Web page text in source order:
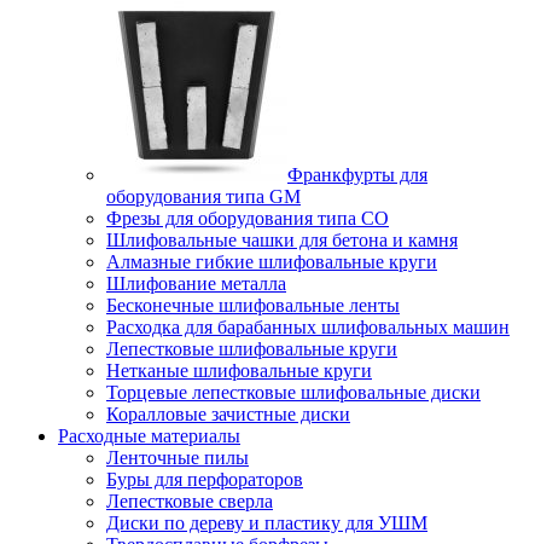
Франкфурты для
оборудования типа GM
Фрезы для оборудования типа СО
Шлифовальные чашки для бетона и камня
Алмазные гибкие шлифовальные круги
Шлифование металла
Бесконечные шлифовальные ленты
Расходка для барабанных шлифовальных машин
Лепестковые шлифовальные круги
Нетканые шлифовальные круги
Торцевые лепестковые шлифовальные диски
Коралловые зачистные диски
Расходные материалы
Ленточные пилы
Буры для перфораторов
Лепестковые сверла
Диски по дереву и пластику для УШМ